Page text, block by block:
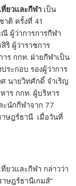
ที่ยวและกีฬา เป็น
ติ ครั้งที่ 41
ผู้ว่าการการกีฬา
ริ ผู้ว่าราชการ
ร กกท. ฝ่ายกีฬาเป็น
ระกอบ รองผู้ว่าการ
นายวิทศักดิ์ จำเริญ
าร กกท. ผู้บริหาร
นักกีฬาจาก 77
ษฎร์ธานี เมื่อวันที่
ยวและกีฬา กล่าวว่า
ษฎร์ธานีเกมส์”